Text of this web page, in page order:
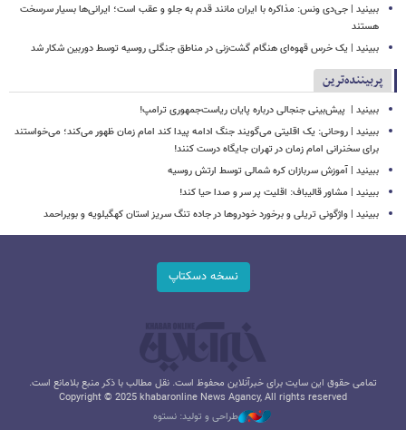
ببینید | جی‌دی ونس: مذاکره با ایران مانند قدم به جلو و عقب است؛ ایرانی‌ها بسیار سرسخت
هستند
ببینید | یک خرس قهوه‌ای هنگام گشت‌زنی در مناطق جنگلی روسیه توسط دوربین شکار شد
پربیننده‌ترین
ببینید | ‏ پیش‌بینی جنجالی درباره پایان ریاست‌جمهوری ترامپ!
ببینید | روحانی: یک اقلیتی می‌گویند جنگ ادامه پیدا کند امام زمان ظهور می‌کند؛ می‌خواستند
برای سخنرانی امام زمان در تهران جایگاه درست کنند!
ببینید | آموزش سربازان کره شمالی توسط ارتش روسیه
ببینید | مشاور قالیباف: اقلیت پر سر و صدا حیا کند!
ببینید | واژگونی تریلی و برخورد خودروها در جاده تنگ سریز استان کهگیلویه و بویراحمد
نسخه دسکتاپ
تمامی حقوق این سایت برای خبرآنلاین محفوظ است. نقل مطالب با ذکر منبع بلامانع است.
Copyright © 2025 khabaronline News Agancy, All rights reserved
طراحی و تولید: نستوه